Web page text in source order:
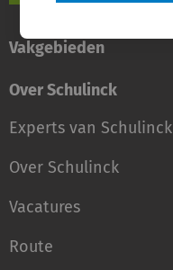
Vakgebieden
Over Schulinck
Experts van Schulinck
Over Schulinck
Vacatures
Route